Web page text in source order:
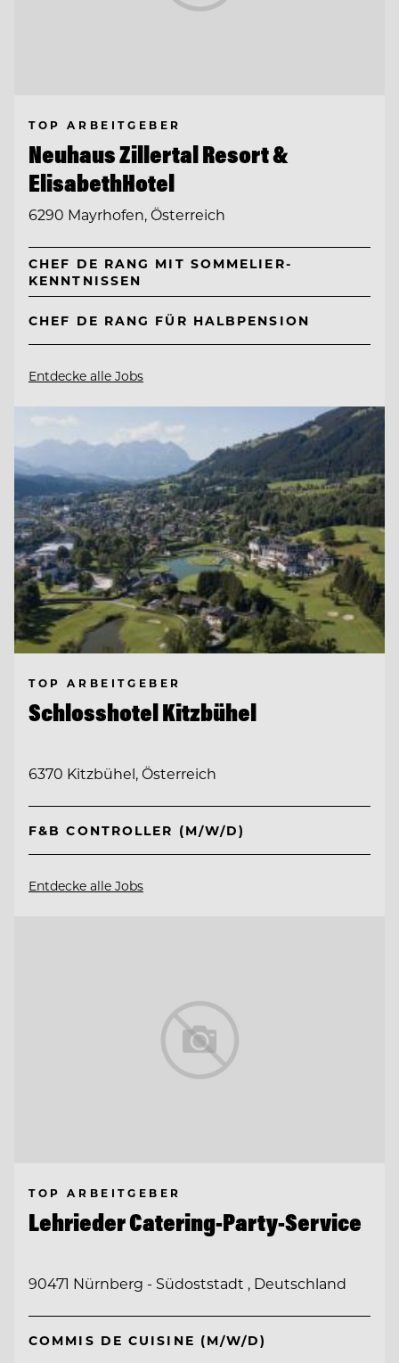
TOP ARBEITGEBER
Neuhaus Zillertal Resort &
ElisabethHotel
6290 Mayrhofen, Österreich
CHEF DE RANG MIT SOMMELIER-
KENNTNISSEN
CHEF DE RANG FÜR HALBPENSION
Entdecke alle Jobs
TOP ARBEITGEBER
Schlosshotel Kitzbühel
6370 Kitzbühel, Österreich
F&B CONTROLLER (M/W/D)
Entdecke alle Jobs
TOP ARBEITGEBER
Lehrieder Catering-Party-Service
90471 Nürnberg - Südoststadt , Deutschland
COMMIS DE CUISINE (M/W/D)